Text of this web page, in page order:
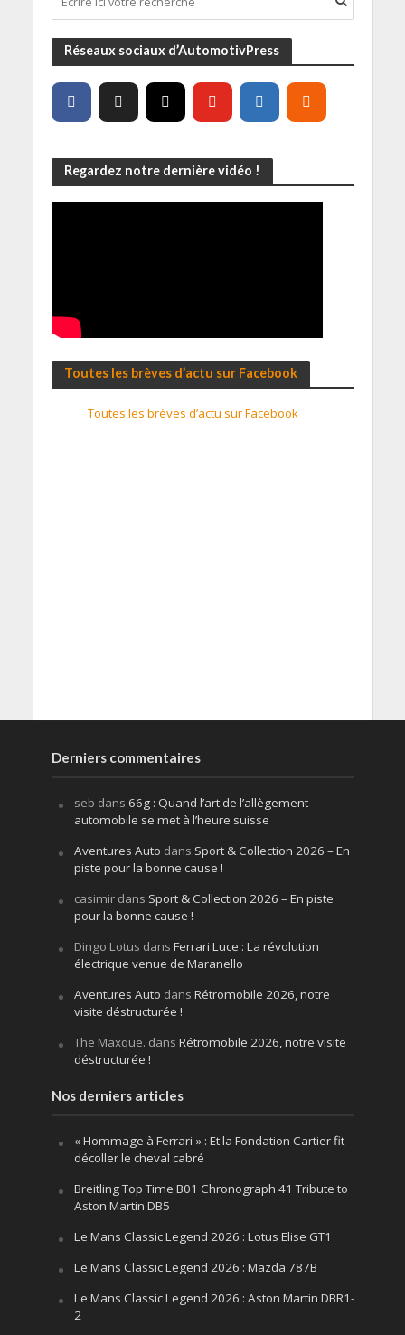
Réseaux sociaux d’AutomotivPress
Regardez notre dernière vidéo !
Toutes les brèves d’actu sur Facebook
Toutes les brèves d’actu sur Facebook
Derniers commentaires
seb dans 66g : Quand l’art de l’allègement
automobile se met à l’heure suisse
Aventures Auto dans Sport & Collection 2026 – En
piste pour la bonne cause !
casimirdans Sport & Collection 2026 – En piste
pour la bonne cause !
Dingo Lotus dans Ferrari Luce : La révolution
électrique venue de Maranello
Aventures Auto dans Rétromobile 2026, notre
visite déstructurée !
The Maxque. dans Rétromobile 2026, notre visite
déstructurée !
Nos derniers articles
« Hommage à Ferrari » : Et la Fondation Cartier fit
décoller le cheval cabré
Breitling Top Time B01 Chronograph 41 Tribute to
Aston Martin DB5
Le Mans Classic Legend 2026 : Lotus Elise GT1
Le Mans Classic Legend 2026 : Mazda 787B
Le Mans Classic Legend 2026 : Aston Martin DBR1-
2